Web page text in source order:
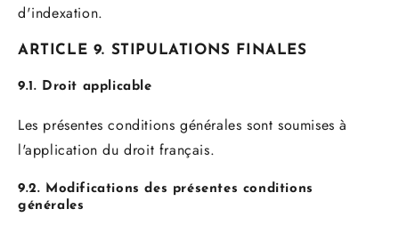
d'indexation.
ARTICLE 9. STIPULATIONS FINALES
9.1. Droit applicable
Les présentes conditions générales sont soumises à
l'application du droit français.
9.2. Modifications des présentes conditions
générales